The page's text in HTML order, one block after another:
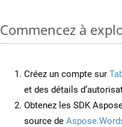
Commencez à
Créez un compte sur
et des détails
Obtenez les SDK
source de